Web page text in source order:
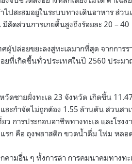
ไปสะสมอยู่ในระบบทางเดินอาหาร ส่ว
สัดส่วนการเกยตื้นสูงถึงร้อยละ 20 – 40
ผู้ปล่อยขยะลงสู่ทะเลมากที่สุด จากการ
ที่เกิดขึ้นทั่วประเทศในปี 2560 ประม
ดชายฝั่งทะเล 23 จังหวัด เกิดขึ้น
ะกําจัดไม่ถูกต้อง 1.55 ล้านตัน ส่วนสา
การประกอบอาชีพทางทะเล และโรง
ก คือ ถุงพลาสติก ขวดน้ำดื่ม โฟม หลอ
ามอื่น ๆ ทั้งการล่า การคมนาคมทางท